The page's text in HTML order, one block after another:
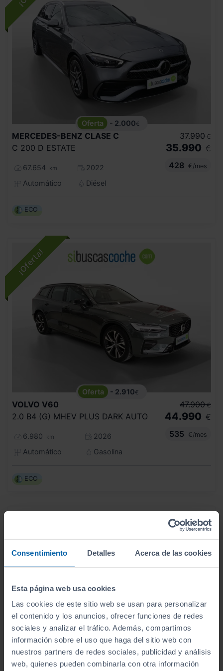
Consentimiento Detalles Acerca de las cookies
Esta página web usa cookies
Las cookies de este sitio web se usan para personalizar
el contenido y los anuncios, ofrecer funciones de redes
sociales y analizar el tráfico. Además, compartimos
información sobre el uso que haga del sitio web con
nuestros partners de redes sociales, publicidad y análisis
web, quienes pueden combinarla con otra información
- 2.000€
MERCEDES-BENZ CLASE C
C 200 D ESTATE
67.654 km
2022
Automático
Diésel
37.990 €
35.990 €
428
€/mes
ECO
- 2.910€
VOLVO V60
2.0 B4 (G) MHEV PLUS DARK AUTO
6.980 km
2026
Automático
Gasolina
47.900 €
44.990 €
535
€/mes
ECO